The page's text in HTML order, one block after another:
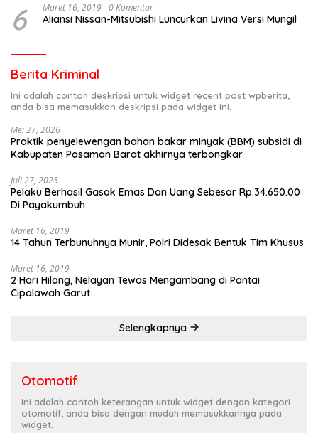
6 Maret 16, 2019 0 Komentar
Aliansi Nissan-Mitsubishi Luncurkan Livina Versi Mungil
Berita Kriminal
Ini adalah contoh deskripsi untuk widget recent post wpberita,
anda bisa memasukkan deskripsi pada widget ini.
Mei 27, 2026
Praktik penyelewengan bahan bakar minyak (BBM) subsidi di
Kabupaten Pasaman Barat akhirnya terbongkar
Juli 27, 2025
Pelaku Berhasil Gasak Emas Dan Uang Sebesar Rp.34.650.00
Di Payakumbuh
Maret 16, 2019
14 Tahun Terbunuhnya Munir, Polri Didesak Bentuk Tim Khusus
Maret 16, 2019
2 Hari Hilang, Nelayan Tewas Mengambang di Pantai
Cipalawah Garut
Selengkapnya
Otomotif
Ini adalah contoh keterangan untuk widget dengan kategori
otomotif, anda bisa dengan mudah memasukkannya pada
widget.